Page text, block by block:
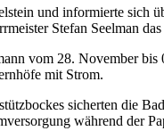
und informierte sich
Stefan Seelman
vom 28. November bis
mit Strom.
während der